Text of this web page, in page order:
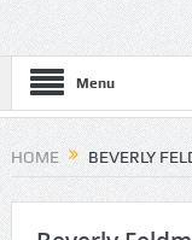
Menu
HOME BEVERLY